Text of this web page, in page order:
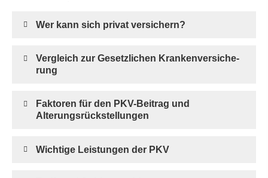
Wer kann sich privat ver­sichern?
Vergleich zur Gesetzlichen Kranken­ver­si­che­
rung
Faktoren für den PKV-Beitrag und
Alterungsrückstellungen
Wichtige Leistungen der PKV